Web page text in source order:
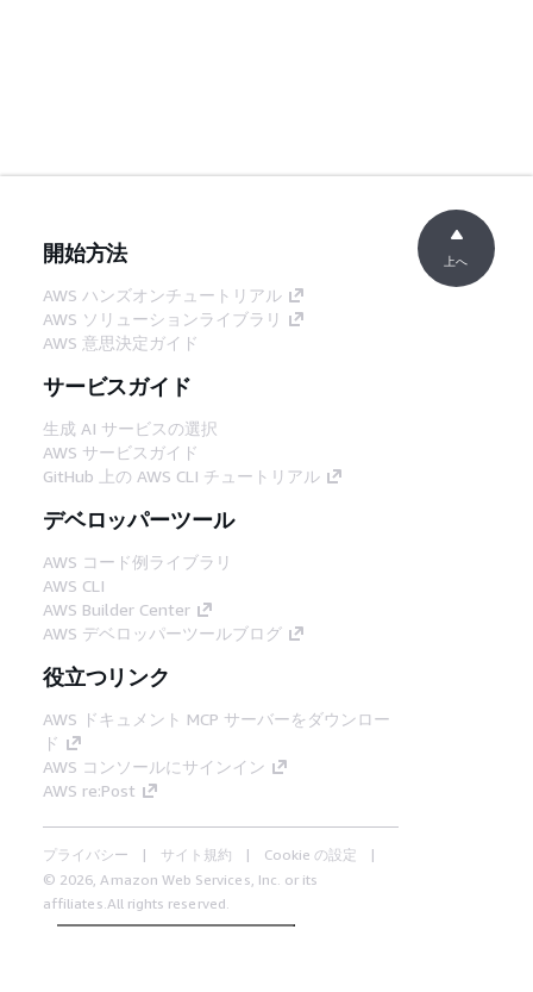
開始方法
AWS ハンズオンチュートリアル
AWS ソリューションライブラリ
AWS 意思決定ガイド
サービスガイド
生成 AI サービスの選択
AWS サービスガイド
GitHub 上の AWS CLI チュートリアル
デベロッパーツール
AWS コード例ライブラリ
AWS CLI
AWS Builder Center
AWS デベロッパーツールブログ
役立つリンク
AWS ドキュメント MCP サーバーをダウンロー
ド
AWS コンソールにサインイン
AWS re:Post
プライバシー サイト規約
Cookie の設定
© 2026, Amazon Web Services, Inc. or its
affiliates.All rights reserved.
上へ